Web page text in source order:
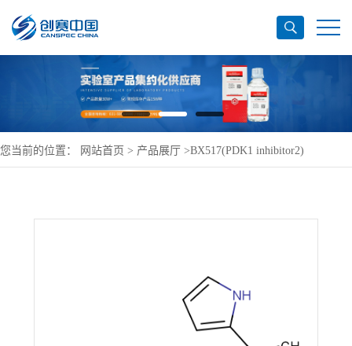
您当前的位置： 网站首页 > 产品展厅 >BX517(PDK1 inhibitor2)